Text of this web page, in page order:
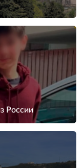
России